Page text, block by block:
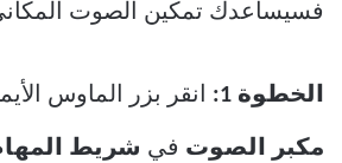
فسيساعدك تمكين الصوت
الخطوة 1: انقر بزر الماوس
مكبر الصوت في شريط